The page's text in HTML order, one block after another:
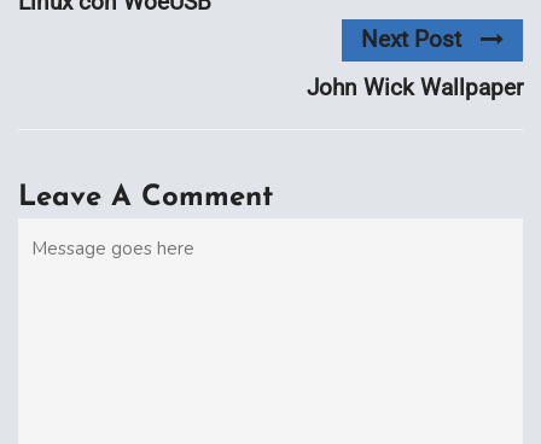
Next Post
John Wick Wallpaper
Leave A Comment